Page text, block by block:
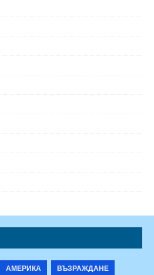
АМЕРИКА
ВЪЗРАЖДАНЕ